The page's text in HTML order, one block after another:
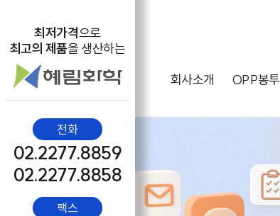
회사소개 OPP봉투
최저가격으로
최고의 제품을 생산하는
전화
02.2277.8859
02.2277.8858
팩스